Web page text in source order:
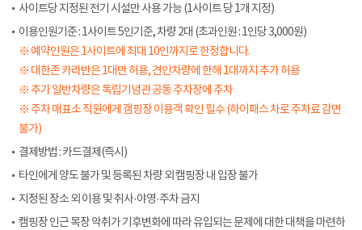
사이트당 지정된 전기 시설만 사용 가능 (1사이트 당 1개 지정)
이용인원기준 : 1사이트 5인기준, 차량 2대 (초과인원 : 1인당 3,000원)
※ 예약인원은 1사이트에 최대 10인까지로 한정합니다.
※ 대한존 카라반은 1대만 허용, 견인차량에 한해 1대까지 추가 허용
※ 추가 일반차량은 독립기념관 공동 주차장에 주차
※ 주차 매표소 직원에게 갬핑장 이용객 확인 필수 (하이패스 차로 주차료 감면
불가)
결제방법 : 카드결제(즉시)
타인에게 양도 불가 및 등록된 차량 외 캠핑장 내 입장 불가
지정된 장소 외 이용 및 취사·야영·주차 금지
캠핑장 인근 목장 악취가 기후변화에 따라 유입되는 문제에 대한 대책을 마련하